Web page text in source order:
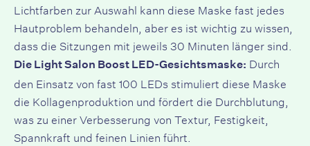
Lichtfarben zur Auswahl kann diese Maske fast jedes
Hautproblem behandeln, aber es ist wichtig zu wissen,
dass die Sitzungen mit jeweils 30 Minuten länger sind.
Die Light Salon Boost LED-Gesichtsmaske: Durch
den Einsatz von fast 100 LEDs stimuliert diese Maske
die Kollagenproduktion und fördert die Durchblutung,
was zu einer Verbesserung von Textur, Festigkeit,
Spannkraft und feinen Linien führt.